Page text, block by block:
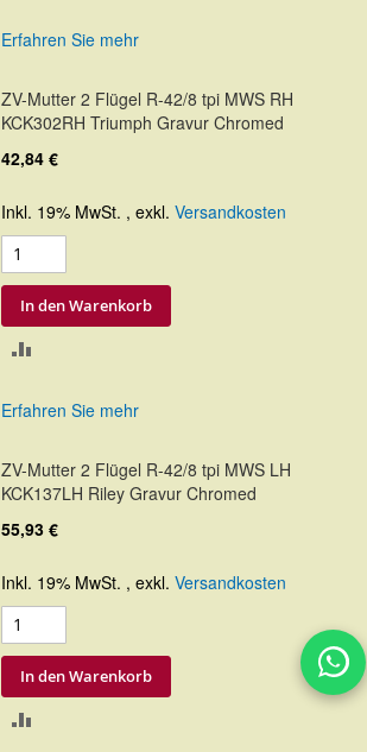
Erfahren Sie mehr
ZV-Mutter 2 Flügel R-42/8 tpi MWS RH
KCK302RH Triumph Gravur Chromed
42,84 €
Inkl. 19% MwSt. , exkl. Versandkosten
In den Warenkorb
Erfahren Sie mehr
ZV-Mutter 2 Flügel R-42/8 tpi MWS LH
KCK137LH Riley Gravur Chromed
55,93 €
Inkl. 19% MwSt. , exkl. Versandkosten
In den Warenkorb